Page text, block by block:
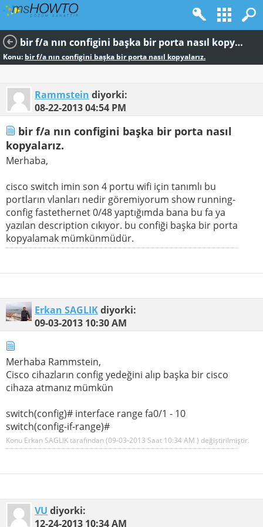
bir f/a nın configini başka bir porta nasıl kopyalarız.
Konu: bir f/a nın configini başka bir porta nasıl kopyalarız.
Rammstein diyorki:
08-22-201304:54 PM
bir f/a nın configini başka bir porta nasıl
kopyalarız.
Merhaba,
cisco switch imin son 4 portu wifi için tanımlı bu
portların vlanları nedir göremiyorum show running-
config fastethernet 0/48 yaptığımda bana bu fa ya
yazılan description cıkıyor. bu confiği başka bir porta
kopyalamak mümkünmüdür.
Erkan SAGLIKdiyorki:
09-03-2013 10:30 AM
Merhaba Rammstein,
Cisco cihazların config yedeğini alıp başka bir cisco
cihaza atmanız mümkün
switch(config)# interface range fa0/1 - 10
switch(config-if-range)#
Konu Erkan SAGLIK tarafından (09-03-2013 Saat 10:34 AM ) değiştirilmiştir.
VU diyorki:
12-24-2013 10:34 AM